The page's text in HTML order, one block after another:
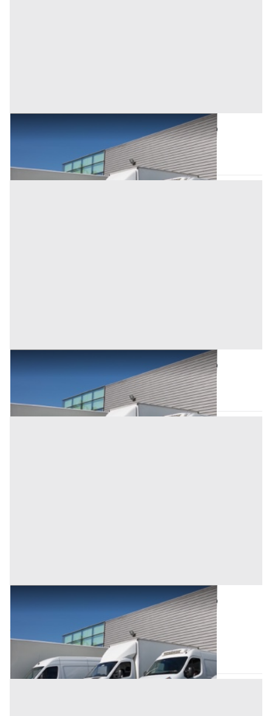
Automezzi Commerciali all'asta a Oristano
Asta chiusa
Automezzi Commerciali all'asta a Oristano
Asta chiusa
Automezzi Commerciali all'asta a Oristano
Oristano (Oristano)
2.400 €
Asta chiusa